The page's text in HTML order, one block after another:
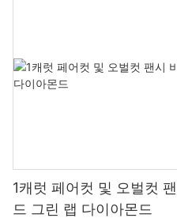
1캐럿 페어컷 및 오벌컷
드 그린 랩 다이아몬드